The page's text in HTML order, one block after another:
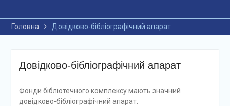
Головна Довідково-бібліографічний апарат
Довідково-бібліографічний апарат
Фонди бібліотечного комплексу мають значний
довідково-бібліографічний апарат.